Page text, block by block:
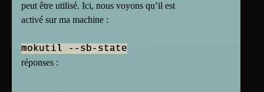
peut être utilisé. Ici, nous voyons qu’il est
activé sur ma machine :
mokutil --sb-state
réponses :